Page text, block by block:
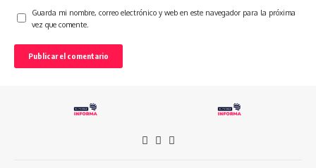
Guarda mi nombre, correo electrónico y web en este navegador para la próxima
vez que comente.